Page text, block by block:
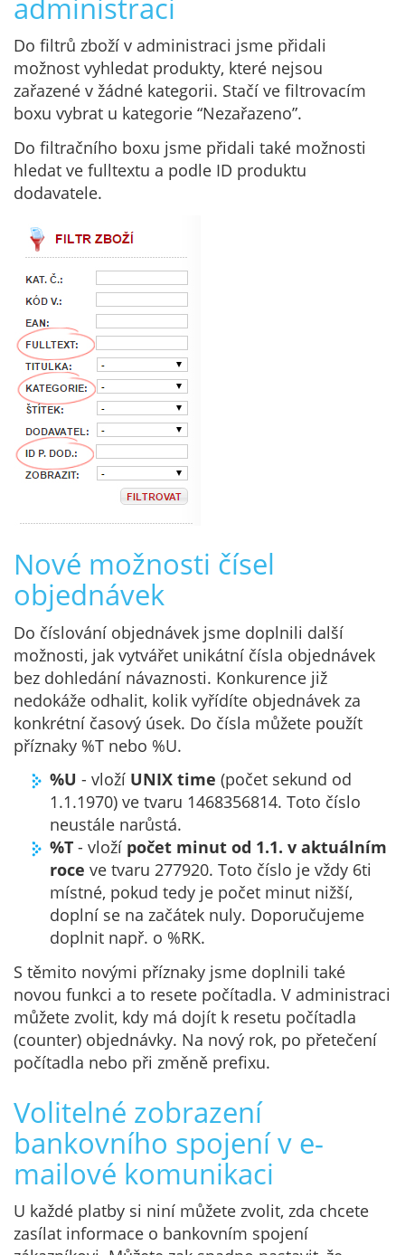
administraci
Do filtrů zboží v administraci jsme přidali
možnost vyhledat produkty, které nejsou
zařazené v žádné kategorii. Stačí ve filtrovacím
boxu vybrat u kategorie “Nezařazeno”.
Do filtračního boxu jsme přidali také možnosti
hledat ve fulltextu a podle ID produktu
dodavatele.
Nové možnosti čísel
objednávek
Do číslování objednávek jsme doplnili další
možnosti, jak vytvářet unikátní čísla objednávek
bez dohledání návaznosti. Konkurence již
nedokáže odhalit, kolik vyřídíte objednávek za
konkrétní časový úsek. Do čísla můžete použít
příznaky %T nebo %U.
%U - vloží UNIX time (počet sekund od
1.1.1970) ve tvaru 1468356814. Toto číslo
neustále narůstá.
%T - vloží počet minut od 1.1. v aktuálním
roce ve tvaru 277920. Toto číslo je vždy 6ti
místné, pokud tedy je počet minut nižší,
doplní se na začátek nuly. Doporučujeme
doplnit např. o %RK.
S těmito novými příznaky jsme doplnili také
novou funkci a to resete počítadla. V administraci
můžete zvolit, kdy má dojít k resetu počítadla
(counter) objednávky. Na nový rok, po přetečení
počítadla nebo při změně prefixu.
Volitelné zobrazení
bankovního spojení v e-
mailové komunikaci
U každé platby si niní můžete zvolit, zda chcete
zasílat informace o bankovním spojení